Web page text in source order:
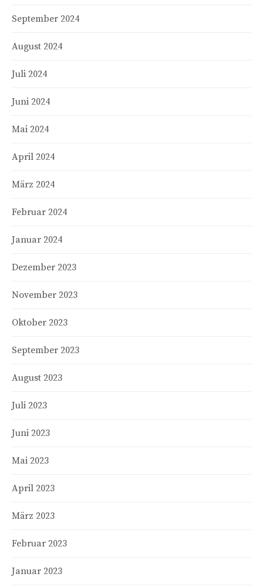
September 2024
August 2024
Juli 2024
Juni 2024
Mai 2024
April 2024
März 2024
Februar 2024
Januar 2024
Dezember 2023
November 2023
Oktober 2023
September 2023
August 2023
Juli 2023
Juni 2023
Mai 2023
April 2023
März 2023
Februar 2023
Januar 2023